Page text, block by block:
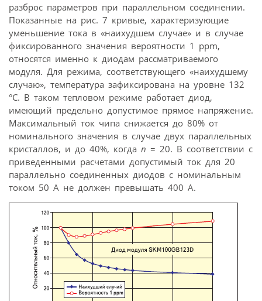
разброс параметров при параллельном соединении.
Показанные на рис. 7 кривые, характеризующие
уменьшение тока в «наихудшем случае» и в случае
фиксированного значения вероятности 1 ppm,
относятся именно к диодам рассматриваемого
модуля. Для режима, соответствующего «наихудшему
случаю», температура зафиксирована на уровне 132
°С. В таком тепловом режиме работает диод,
имеющий предельно допустимое прямое напряжение.
Максимальный ток чипа снижается до 80% от
номинального значения в случае двух параллельных
кристаллов, и до 40%, когда n = 20. В соответствии с
приведенными расчетами допустимый ток для 20
параллельно соединенных диодов с номинальным
током 50 А не должен превышать 400 А.